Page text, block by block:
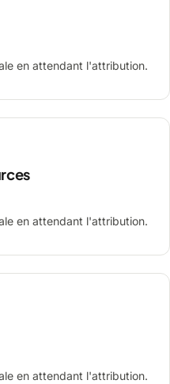
en attendant l'attribution.
en attendant l'attribution.
en attendant l'attribution.